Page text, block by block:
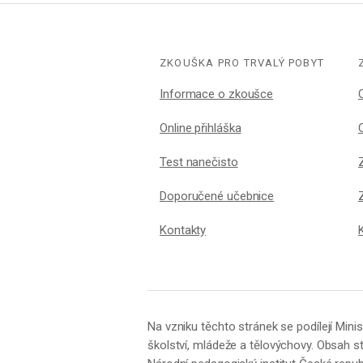
ZKOUŠKA PRO TRVALÝ POBYT
Informace o zkoušce
Online přihláška
Test nanečisto
Doporučené učebnice
Kontakty
Na vzniku těchto stránek se podílejí
školství, mládeže a tělovýchovy. Obsah